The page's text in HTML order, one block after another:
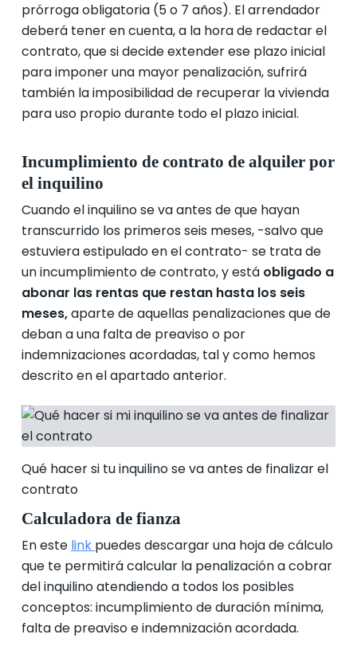
prórroga obligatoria (5 o 7 años). El arrendador
deberá tener en cuenta, a la hora de redactar el
contrato, que si decide extender ese plazo inicial
para imponer una mayor penalización, sufrirá
también la imposibilidad de recuperar la vivienda
para uso propio durante todo el plazo inicial.
Incumplimiento de contrato de alquiler por
el inquilino
Cuando el inquilino se va antes de que hayan
transcurrido los primeros seis meses, -salvo que
estuviera estipulado en el contrato- se trata de
un incumplimiento de contrato, y está obligado a
abonar las rentas que restan hasta los seis
meses,aparte de aquellas penalizaciones que de
deban a una falta de preaviso o por
indemnizaciones acordadas, tal y como hemos
descrito en el apartado anterior.
Qué hacer si tu inquilino se va antes de finalizar el
contrato
Calculadora de fianza
En este link puedes descargar una hoja de cálculo
que te permitirá calcular la penalización a cobrar
del inquilino atendiendo a todos los posibles
conceptos: incumplimiento de duración mínima,
falta de preaviso e indemnización acordada.